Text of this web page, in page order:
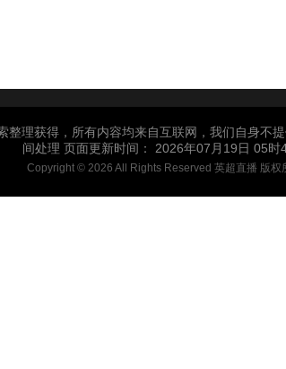
整理获得，所有内容均来自互联网，我们自身
间处理 页面更新时间： 2026年07月19日 05时
Copyright © 2026 All Rights Reserved 英超直播 版权